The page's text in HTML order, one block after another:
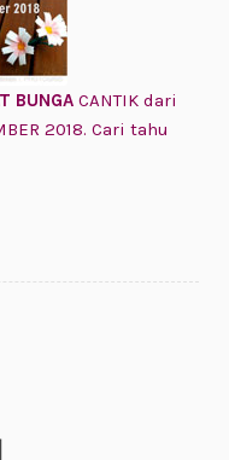
BUNGACANTIK dari
2018. Cari tahu